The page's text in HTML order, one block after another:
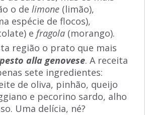
o de limone(limão),
espécie de flocos),
e fragola(morango).
região o prato que mais
pesto alla genovese. A receita
sete ingredientes:
de oliva, pinhão, queijo
e pecorino sardo, alho
Uma delícia, né?